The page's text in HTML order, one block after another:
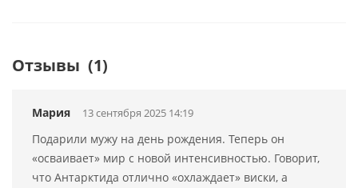
Отзывы (1)
Мария 13 сентября 2025 14:19
Подарили мужу на день рождения. Теперь он
«осваивает» мир с новой интенсивностью. Говорит,
что Антарктида отлично «охлаждает» виски, а